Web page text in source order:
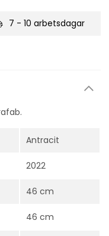
7 - 10 arbetsdagar
Antracit
2022
46 cm
46 cm